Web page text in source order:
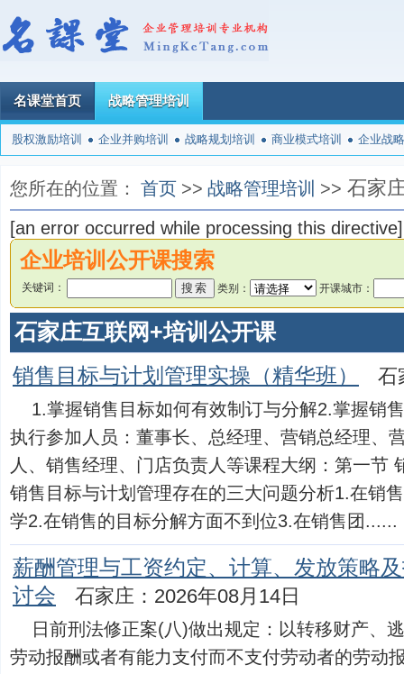
名课堂首页 战略管理培训
股权激励培训 企业并购培训 战略规划培训 商业模式培训 企业战
您所在的位置： 首页 >> 战略管理培训 >> 石家
[an error occurred while processing this directive]
企业培训公开课搜索
关键词： 类别： 开课城市：
石家庄互联网+培训公开课
销售目标与计划管理实操（精华班） 石
1.掌握销售目标如何有效制订与分解2.掌握销
执行参加人员：董事长、总经理、营销总经理、
人、销售经理、门店负责人等课程大纲：第一节
销售目标与计划管理存在的三大问题分析1.在销
学2.在销售的目标分解方面不到位3.在销售团......
薪酬管理与工资约定、计算、发放策略
讨会
石家庄：2026年08月14日
日前刑法修正案(八)做出规定：以转移财产、
劳动报酬或者有能力支付而不支付劳动者的劳动